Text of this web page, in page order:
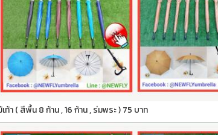
เท้า ( สีพื้น 8 ก้าน , 16 ก้าน , ร่มพระ ) 75 บาท